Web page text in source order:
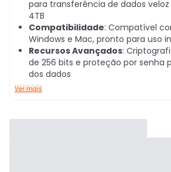
para transferência de dados
4TB
Compatibilidade: Compatível
Windows e Mac, pronto para uso
Recursos Avançados:
de 256 bits e proteção por senha
dos dados
Ver mais